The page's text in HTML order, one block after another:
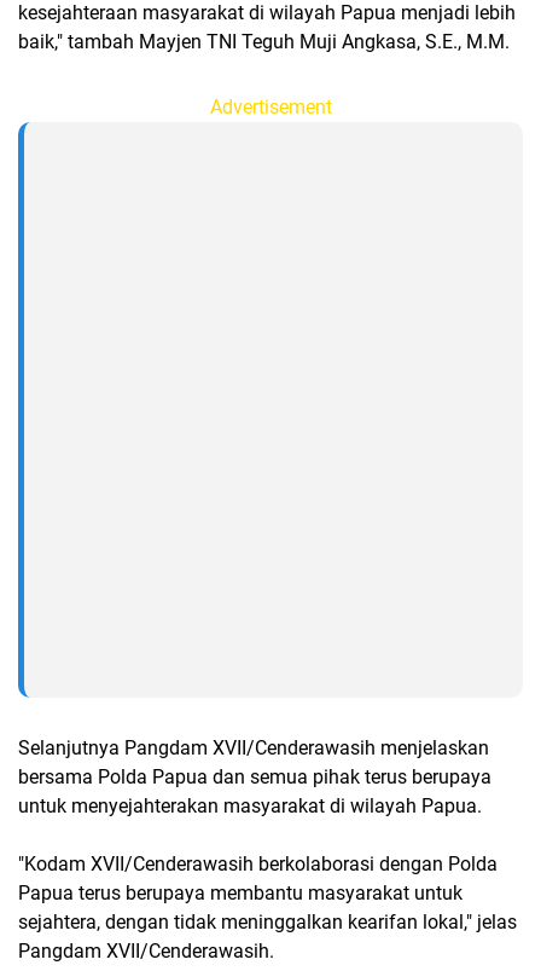
kesejahteraan masyarakat di wilayah Papua menjadi lebih
baik," tambah Mayjen TNI Teguh Muji Angkasa, S.E., M.M.
Advertisement
Selanjutnya Pangdam XVII/Cenderawasih menjelaskan
bersama Polda Papua dan semua pihak terus berupaya
untuk menyejahterakan masyarakat di wilayah Papua.
"Kodam XVII/Cenderawasih berkolaborasi dengan Polda
Papua terus berupaya membantu masyarakat untuk
sejahtera, dengan tidak meninggalkan kearifan lokal," jelas
Pangdam XVII/Cenderawasih.